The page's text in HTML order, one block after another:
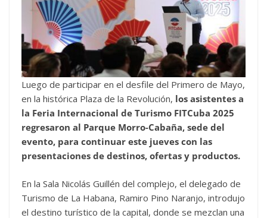
Luego de participar en el desfile del Primero de Mayo,
en la histórica Plaza de la Revolución, los asistentes a
la Feria Internacional de Turismo FITCuba 2025
regresaron al Parque Morro-Cabaña, sede del
evento, para continuar este jueves con las
presentaciones de destinos, ofertas y productos.
En la Sala Nicolás Guillén del complejo, el delegado de
Turismo de La Habana, Ramiro Pino Naranjo, introdujo
el destino turístico de la capital, donde se mezclan una